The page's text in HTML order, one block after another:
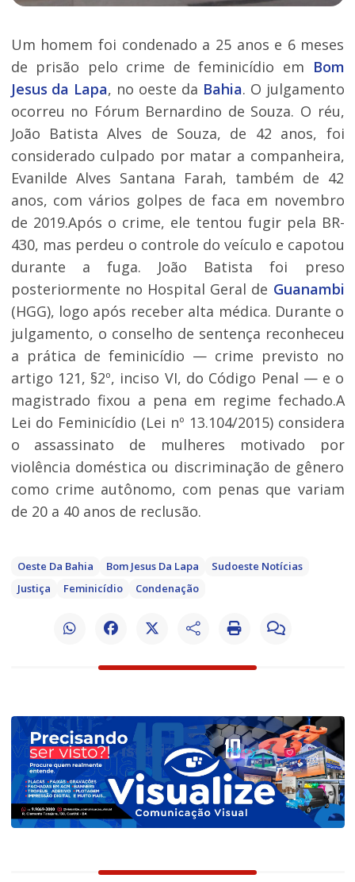
Um homem foi condenado a 25 anos e 6 meses
de prisão pelo crime de feminicídio em Bom
Jesus da Lapa, no oeste da Bahia. O julgamento
ocorreu no Fórum Bernardino de Souza. O réu,
João Batista Alves de Souza, de 42 anos, foi
considerado culpado por matar a companheira,
Evanilde Alves Santana Farah, também de 42
anos, com vários golpes de faca em novembro
de 2019.Após o crime, ele tentou fugir pela BR-
430, mas perdeu o controle do veículo e capotou
durante a fuga. João Batista foi preso
posteriormente no Hospital Geral de Guanambi
(HGG), logo após receber alta médica. Durante o
julgamento, o conselho de sentença reconheceu
a prática de feminicídio — crime previsto no
artigo 121, §2º, inciso VI, do Código Penal — e o
magistrado fixou a pena em regime fechado.A
Lei do Feminicídio (Lei nº 13.104/2015) considera
o assassinato de mulheres motivado por
violência doméstica ou discriminação de gênero
como crime autônomo, com penas que variam
de 20 a 40 anos de reclusão.
Oeste Da Bahia Bom Jesus Da Lapa
Sudoeste Notícias
Justiça
Feminicídio Condenação